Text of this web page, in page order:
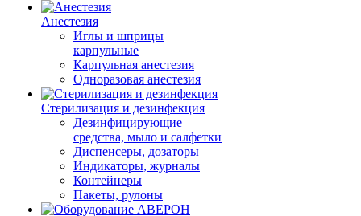
Анестезия
Иглы и шприцы
карпульные
Карпульная анестезия
Одноразовая анестезия
Стерилизация и дезинфекция
Дезинфицирующие
средства, мыло и салфетки
Диспенсеры, дозаторы
Индикаторы, журналы
Контейнеры
Пакеты, рулоны